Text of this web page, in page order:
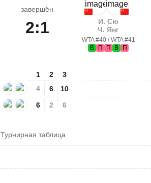
завершён
2:1
И. Сю
Ч. Янг
WTA #40 / WTA #41
В
П П В П
1
4
6
2
6
2
3
10
6
Турнирная таблица